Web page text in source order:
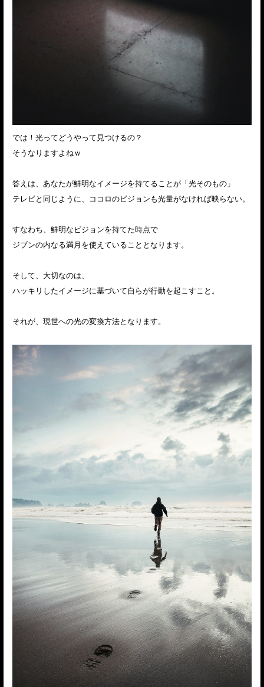
では！光ってどうやって見つけるの？
そうなりますよねｗ
答えは、あなたが鮮明なイメージを持てることが「光そのもの」
テレビと同じように、ココロのビジョンも光量がなければ映らない。
すなわち、鮮明なビジョンを持てた時点で
ジブンの内なる満月を使えていることとなります。
そして、大切なのは、
ハッキリしたイメージに基づいて自らが行動を起こすこと。
それが、現世への光の変換方法となります。